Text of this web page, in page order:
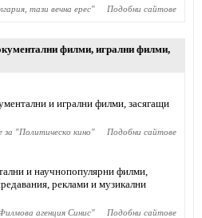
тази вечна ерес" Подобни сайтове
филми, игрални филми,
и игрални филми, засягащи
за "Политическо кино" Подобни сайтове
и научнопопулярни филми,
реклами и музикални
агенция Синис" Подобни сайтове